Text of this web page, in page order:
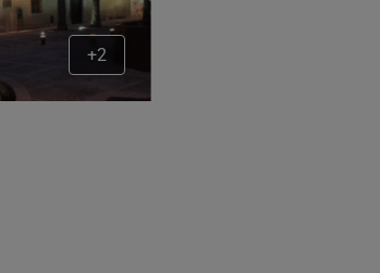
+2